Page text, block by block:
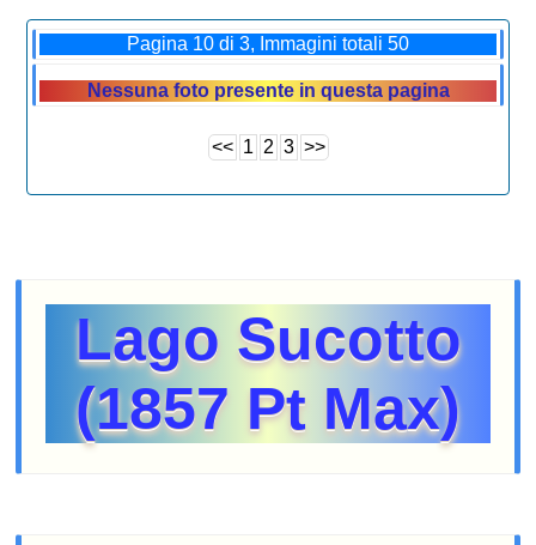
Pagina 10 di 3, Immagini totali 50
Nessuna foto presente in questa pagina
<< 1 2 3 >>
Lago Sucotto
(1857 Pt Max)